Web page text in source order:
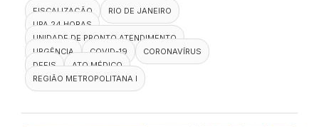
FISCALIZAÇÃO
RIO DE JANEIRO
UPA 24 HORAS
UNIDADE DE PRONTO ATENDIMENTO
URGÊNCIA
COVID-19
CORONAVÍRUS
DEFIS
ATO MÉDICO
REGIÃO METROPOLITANA I